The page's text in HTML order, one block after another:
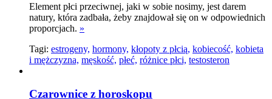
Element płci przeciwnej, jaki w sobie nosimy, jest darem
natury, która zadbała, żeby znajdował się on w odpowiednich
proporcjach. »
Tagi: estrogeny, hormony, kłopoty z płcią, kobiecość, kobieta
i mężczyzna, męskość, płeć, różnice płci, testosteron
Czarownice z horoskopu